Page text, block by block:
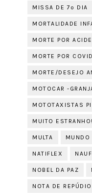
MISSA DE 7º DIA
MORTALIDADE
MORTE POR
MORTE POR
MORTE/DESEJO
MOTOCAR -
MOTOTAXISTAS
MUITO ESTRANHO!
MULTA MUNDO
NATIFLEX
NOBEL DA PAZ
NOTA DE REPÚDIO